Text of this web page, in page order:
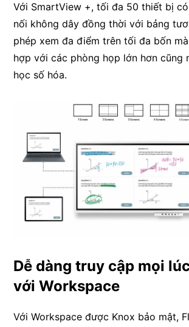
Với SmartView +, tối đa 50 thiết bị
nối không dây đồng thời với bảng
phép xem đa điểm trên tối đa bốn
hợp với các phòng họp lớn hơn cũng
học số hóa.
Dễ dàng truy cập mọi
với Workspace
Với Workspace được Knox bảo mật,